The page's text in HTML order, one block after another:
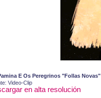
E Os Peregrinos "Follas Novas"
Video-Clip
en alta resolución